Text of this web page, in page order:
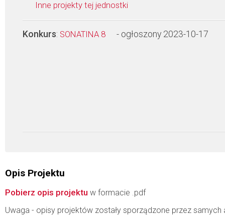
Inne projekty tej jednostki
Konkurs: SONATINA 8 - ogłoszony 2023-10-17
Opis Projektu
Pobierz opis projektu w formacie .pdf
Uwaga - opisy projektów zostały sporządzone przez